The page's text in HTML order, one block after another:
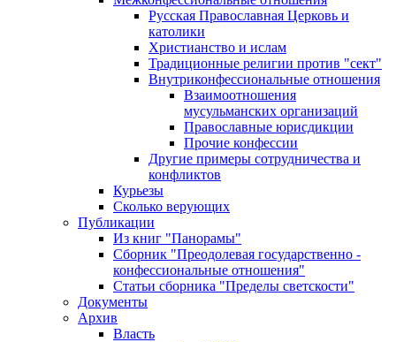
Русская Православная Церковь и
католики
Христианство и ислам
Традиционные религии против "сект"
Внутриконфессиональные отношения
Взаимоотношения
мусульманских организаций
Православные юрисдикции
Прочие конфессии
Другие примеры сотрудничества и
конфликтов
Курьезы
Сколько верующих
Публикации
Из книг "Панорамы"
Сборник "Преодолевая государственно -
конфессиональные отношения"
Статьи сборника "Пределы светскости"
Документы
Архив
Власть